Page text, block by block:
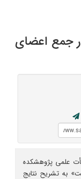
جمع اعضای
علمی پژوهشکده
به تشریح نتایج